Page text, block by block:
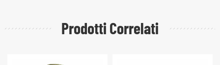
Prodotti Correlati